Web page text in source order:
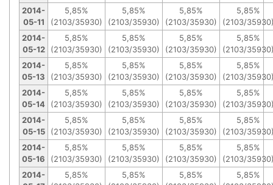
2014-
05-11
5,85%
(2103/35930)
5,85%
(2103/35930)
5,85%
(2103/35930)
5,85%
(2103/
2014-
05-12
5,85%
(2103/35930)
5,85%
(2103/35930)
5,85%
(2103/35930)
5,85%
(2103/
2014-
05-13
5,85%
(2103/35930)
5,85%
(2103/35930)
5,85%
(2103/35930)
5,85%
(2103/
2014-
05-14
5,85%
(2103/35930)
5,85%
(2103/35930)
5,85%
(2103/35930)
5,85%
(2103/
2014-
05-15
5,85%
(2103/35930)
5,85%
(2103/35930)
5,85%
(2103/35930)
5,85%
(2103/
2014-
05-16
5,85%
(2103/35930)
5,85%
(2103/35930)
5,85%
(2103/35930)
5,85%
(2103/
2014-
5,85%
5,85%
5,85%
5,85%